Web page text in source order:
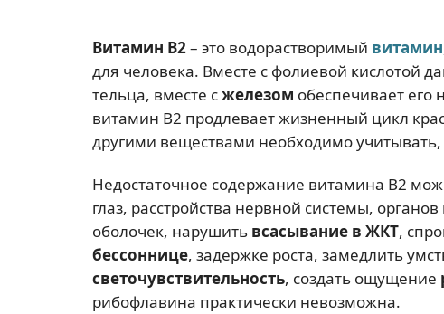
Витамин В2– это водорастворимый витамин
для человека. Вместе с фолиевой кислотой
тельца, вместе сжелезом обеспечивает его
витамин В2 продлевает жизненный цикл
другими веществами необходимо
Недостаточное содержание витамина В2
глаз, расстройства нервной системы,
оболочек, нарушить всасывание в ЖКТ,
бессоннице, задержке роста, замедлить
светочувствительность, создать ощущение
рибофлавина практически невозможна.